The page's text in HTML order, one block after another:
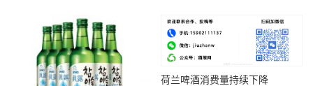
荷兰啤酒消费量持续下降